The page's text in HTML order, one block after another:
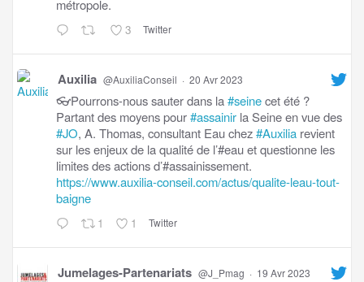
métropole.
3 Twitter
Auxilia @AuxiliaConseil · 20 Avr 2023
👓Pourrons-nous sauter dans la#seinecet été ?
Partant des moyens pour#assainir la Seine en vue des
#JO, A. Thomas, consultant Eau chez#Auxilia revient
sur les enjeux de la qualité de l’#eau et questionne les
limites des actions d’#assainissement.
https://www.auxilia-conseil.com/actus/qualite-leau-tout-
baigne
1 1 Twitter
Jumelages-Partenariats @J_Pmag · 19 Avr 2023